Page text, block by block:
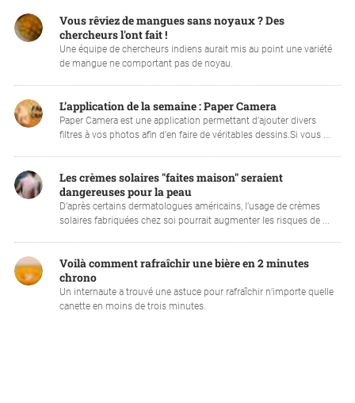
Vous rêviez de mangues sans noyaux ? Des
chercheurs l'ont fait !
Une équipe de chercheurs indiens aurait mis au point une variété
de mangue ne comportant pas de noyau.
L’application de la semaine : Paper Camera
Paper Camera est une application permettant d’ajouter divers
filtres à vos photos afin d’en faire de véritables dessins.Si vous ...
Les crèmes solaires "faites maison" seraient
dangereuses pour la peau
D’après certains dermatologues américains, l’usage de crèmes
solaires fabriquées chez soi pourrait augmenter les risques de ...
Voilà comment rafraîchir une bière en 2 minutes
chrono
Un internaute a trouvé une astuce pour rafraîchir n’importe quelle
canette en moins de trois minutes.